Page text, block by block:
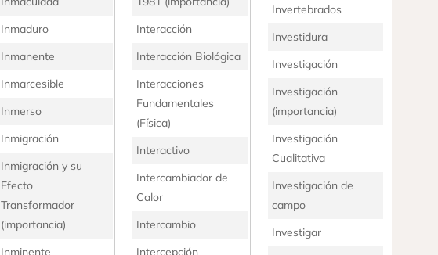
Inmaduro
Inmanente
Inmarcesible
Inmerso
Inmigración
Inmigración y su
Efecto
Transformador
(importancia)
Inminente
Interacción
Interacción Biológica
Interacciones
Fundamentales
(Física)
Interactivo
Intercambiador de
Calor
Intercambio
Intercepción
Invertebrados
Investidura
Investigación
Investigación
(importancia)
Investigación
Cualitativa
Investigación de
campo
Investigar